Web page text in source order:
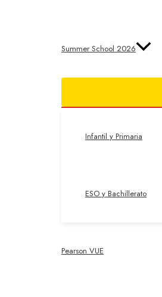
Summer School 2026
Infantil y Primaria
ESO y Bachillerato
Pearson VUE